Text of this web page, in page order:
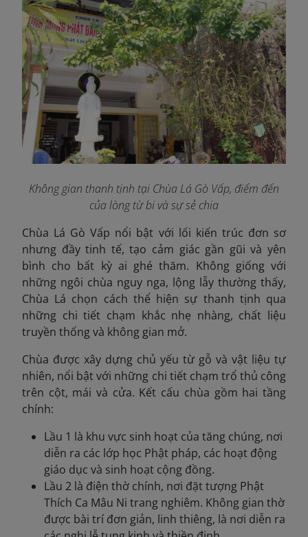
Không gian thanh tịnh tại Chùa Lá Gò Vấp, điểm đến
của lòng từ bi và sự sẻ chia
Chùa Lá Gò Vấp nổi bật với lối kiến trúc đơn sơ
nhưng đầy tinh tế, tạo cảm giác gần gũi và yên
bình cho bất kỳ ai ghé thăm. Không giống với
những ngôi chùa nguy nga, lộng lẫy thường thấy,
Chùa Lá chọn cách thể hiện sự thanh tịnh qua
những chi tiết chạm khắc nhẹ nhàng, chất liệu
truyền thống và không gian mở.
Chùa được xây dựng chủ yếu từ gỗ và vật liệu tự
nhiên, nổi bật với những chi tiết chạm trổ thủ công
trên cột, mái và cửa. Kết cấu chùa gồm hai tầng
chính:
Lầu 1 là khu vực sinh hoạt của tăng chúng, nơi
diễn ra các lớp học Phật pháp, các hoạt động
giáo dục và sinh hoạt cộng đồng.
Lầu 2 là điện thờ chính, nơi đặt tượng Phật
Thích Ca Mâu Ni trang nghiêm. Không gian thờ
được bài trí đơn giản, linh thiêng, là nơi diễn ra